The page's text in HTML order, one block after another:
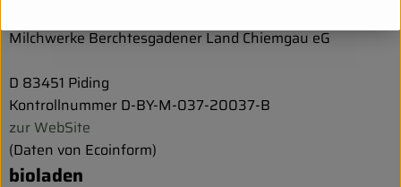
Milchwerke Berchtesgadener Land Chiemgau eG
D 83451 Piding
Kontrollnummer D-BY-M-037-20037-B
zur WebSite
(Daten von Ecoinform)
bioladen